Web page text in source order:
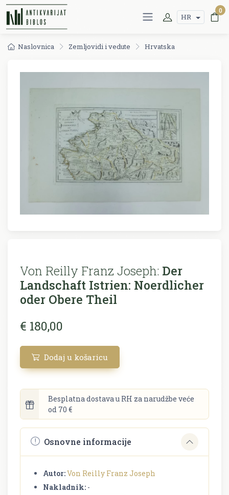
HR
0
Naslovnica Zemljovidi i vedute Hrvatska
Von Reilly Franz Joseph: Der
Landschaft Istrien: Noerdlicher
oder Obere Theil
€ 180,00
Dodaj u košaricu
Besplatna dostava u RH za narudžbe veće
od 70 €
Osnovne informacije
Autor:Von Reilly Franz Joseph
Nakladnik: -